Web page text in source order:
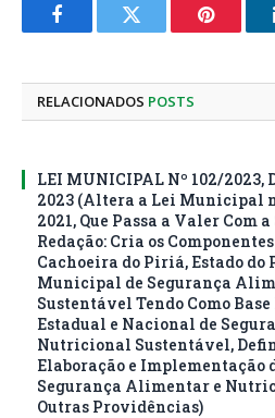
FacebookTwitter Pinterest
RELACIONADOS POSTS
LEI MUNICIPAL Nº 102/2023,
2023 (Altera a Lei Municipal
2021, Que Passa a Valer Com
Redação: Cria os
Cachoeira do Piriá, Estado do
Municipal de Segurança
Sustentável Tendo Como
Estadual e Nacional de
Nutricional Sustentável,
Elaboração e Implementação
Segurança Alimentar e
Outras Providências)